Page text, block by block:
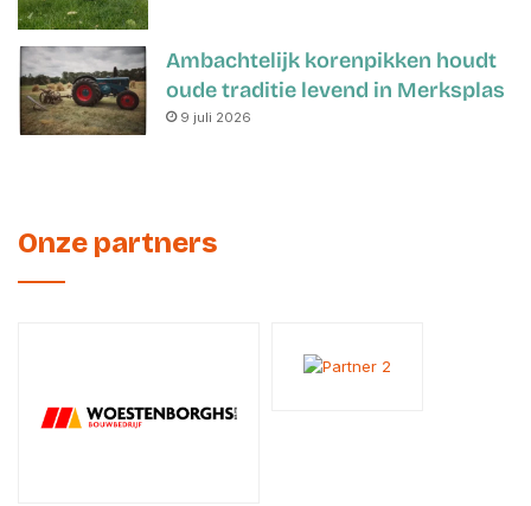
Ambachtelijk korenpikken houdt
oude traditie levend in Merksplas
9 juli 2026
Onze partners